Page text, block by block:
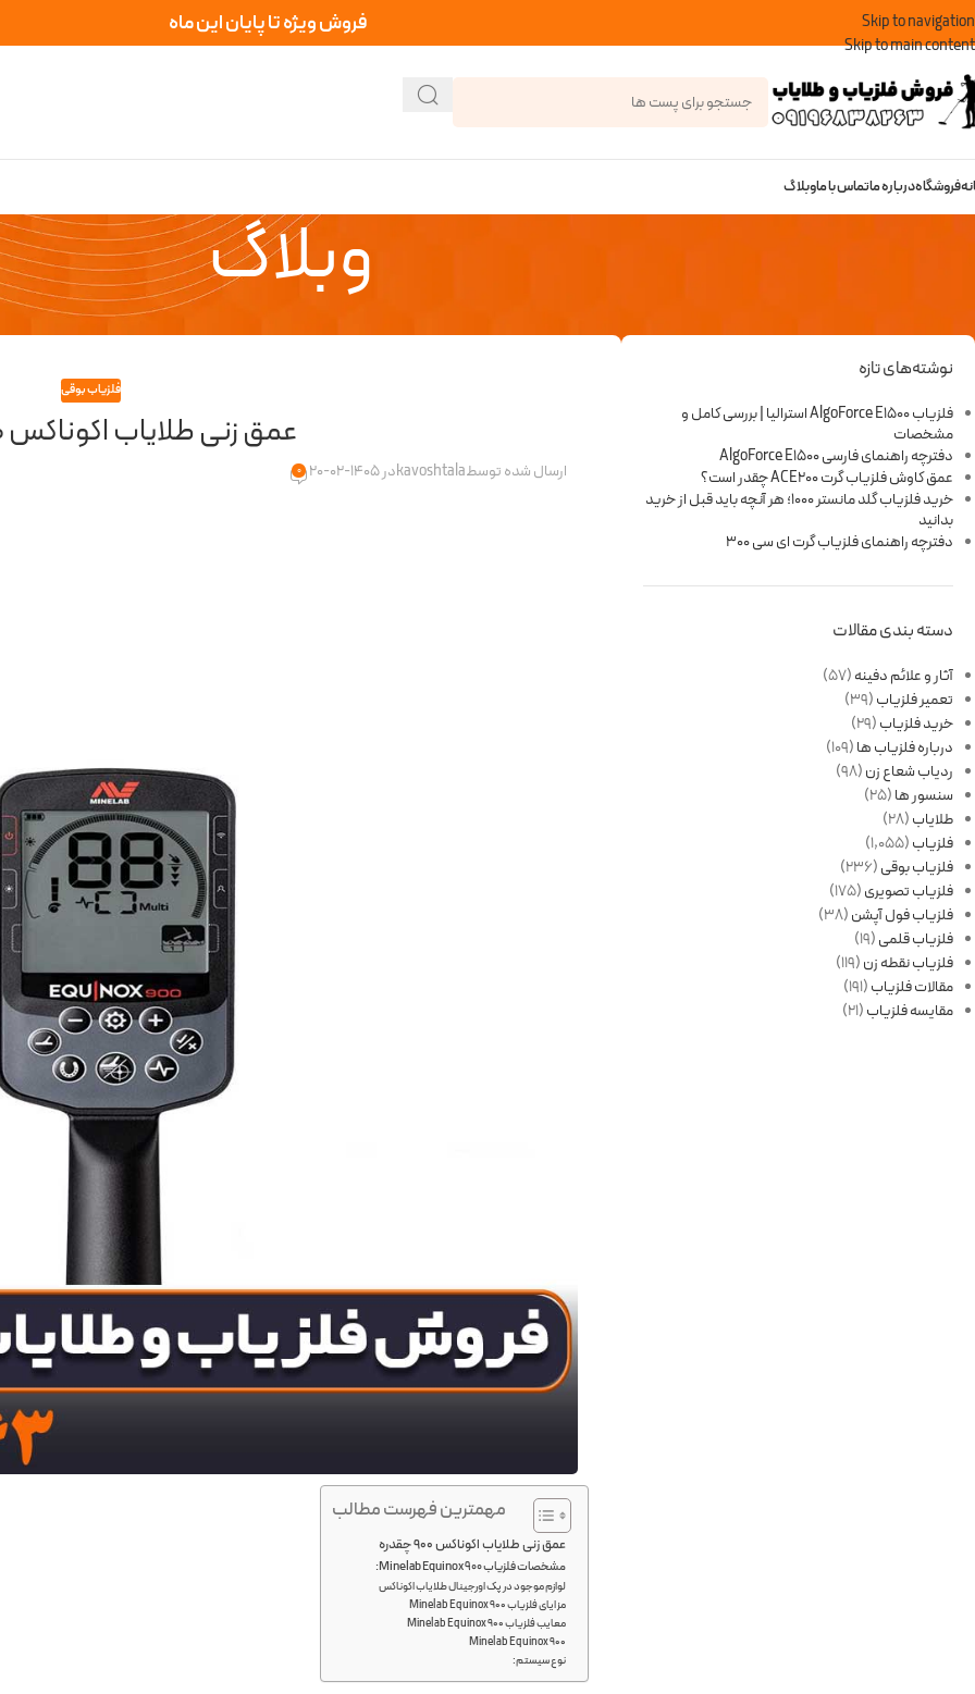
Skip to navigation
Skip to main content
فروش ویژه تا پایان این ماه
فروشگاهدرباره ماتماس با ماوبلاگ
وبلاگ
نوشته‌های تازه
فلزیاب AlgoForce E1500 استرالیا | بررسی کامل و
مشخصات
دفترچه راهنمای فارسی AlgoForce E1500
عمق کاوش فلزیاب گرت ACE200 چقدر است؟
خرید فلزیاب گلد مانستر 1000؛ هر آنچه باید قبل از خرید
بدانید
دفترچه راهنمای فلزیاب گرت ای سی 300
دسته بندی مقالات
آثار و علائم دفینه(57)
تعمیر فلزیاب(39)
خرید فلزیاب(29)
درباره فلزیاب ها(109)
ردیاب شعاع زن(98)
سنسور ها(25)
طلایاب(28)
فلزیاب(1,055)
فلزیاب بوقی(236)
فلزیاب تصویری(175)
فلزیاب فول آپشن(38)
فلزیاب قلمی(19)
فلزیاب نقطه زن(119)
مقالات فلزیاب(191)
مقایسه فلزیاب(21)
فلزیاب بوقی
عمق زنی طلایاب اکوناکس 900 چقدره
ارسال شده توسطkavoshtalaدر 1405-02-20 0
مهمترین فهرست مطالب
عمق زنی طلایاب اکوناکس 900 چقدره
مشخصات فلزیاب Minelab Equinox 900:
لوازم موجود در پک اورجینال طلایاب اکوناکس
مزایای فلزیاب Minelab Equinox 900
معایب فلزیاب Minelab Equinox 900
Minelab Equinox 900
نوع سیستم: